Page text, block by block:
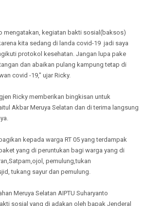
mengatakan, kegiatan bakti sosial(baksos)
kita sedang di landa covid-19 jadi saya
protokol kesehatan. Jangan lupa pake
dan abaikan pulang kampung tetap di
covid -19," ujar Ricky.
Ricky memberikan bingkisan untuk
Akbar Meruya Selatan dan di terima langsung
kepada warga RT 05 yang terdampak
yang di peruntukan bagi warga yang di
pemulung,tukan
tukang sayur dan pemulung.
Meruya Selatan AIPTU Suharyanto
sosial yang di adakan oleh bapak Jenderal